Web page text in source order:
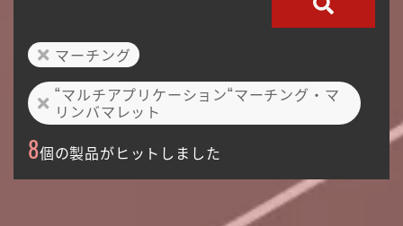
マーチング
“マルチアプリケーション“マーチング・マ
リンバマレット
8個の製品がヒットしました